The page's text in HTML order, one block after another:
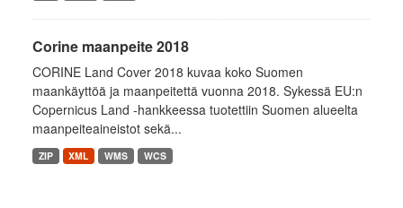
Corine maanpeite 2018
CORINE Land Cover 2018 kuvaa koko Suomen
maankäyttöä ja maanpeitettä vuonna 2018. Sykessä EU:n
Copernicus Land -hankkeessa tuotettiin Suomen alueelta
maanpeiteaineistot sekä...
ZIP XML WMS WCS